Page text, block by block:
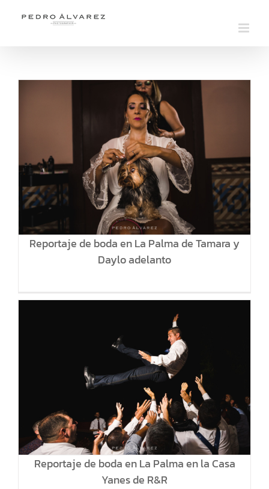
Reportaje de boda en La Palma de Tamara y
Daylo adelanto
Reportaje de boda en La Palma en la Casa
Yanes de R&R